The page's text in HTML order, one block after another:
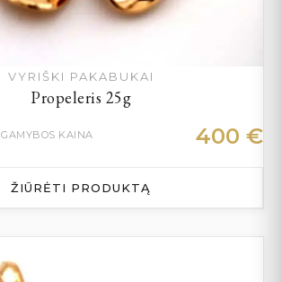
VYRIŠKI PAKABUKAI
Propeleris 25g
GAMYBOS KAINA 400 €
ŽIŪRĖTI PRODUKTĄ